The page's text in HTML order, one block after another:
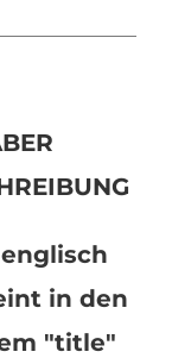
in den
"title"